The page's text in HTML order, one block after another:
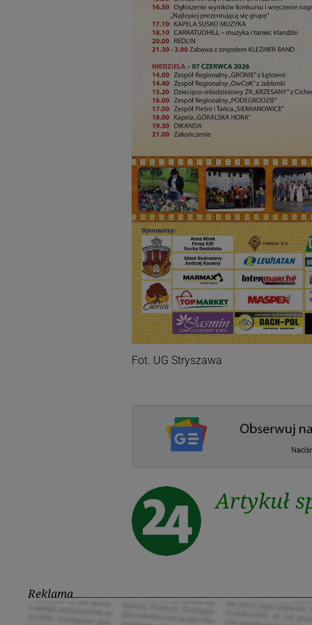
Fot. UG Stryszawa
Artykuł
Reklama